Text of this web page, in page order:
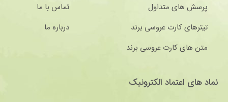
پرسش های متداول
تیترهای کارت عروسی برند
متن های کارت عروسی برند
تماس با ما
درباره ما
نماد های اعتماد الکترونیک